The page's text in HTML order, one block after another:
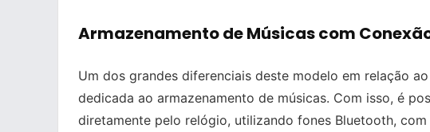
Armazenamento de Músicas com
Um dos grandes diferenciais deste modelo em relação
dedicada ao armazenamento de músicas. Com isso, é
diretamente pelo relógio, utilizando fones Bluetooth,